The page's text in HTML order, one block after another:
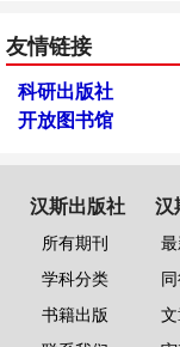
友情链接
科研出版社
开放图书馆
汉斯出版社
所有期刊
学科分类
书籍出版
汉